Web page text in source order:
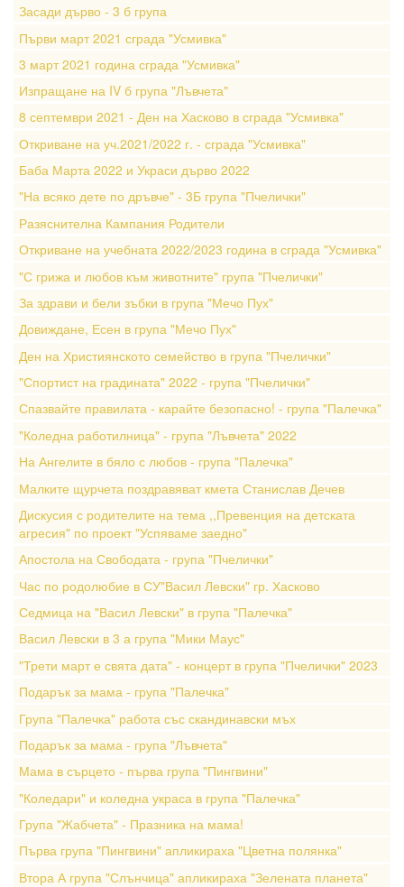
Засади дърво - 3 б група
Първи март 2021 сграда "Усмивка"
3 март 2021 година сграда "Усмивка"
Изпращане на IV б група "Лъвчета"
8 септември 2021 - Ден на Хасково в сграда "Усмивка"
Откриване на уч.2021/2022 г. - сграда "Усмивка"
Баба Марта 2022 и Украси дърво 2022
"На всяко дете по дръвче" - 3Б група "Пчелички"
Разяснителна Кампания Родители
Откриване на учебната 2022/2023 година в сграда "Усмивка"
"С грижа и любов към животните" група "Пчелички"
За здрави и бели зъбки в група "Мечо Пух"
Довиждане, Есен в група "Мечо Пух"
Ден на Християнското семейство в група "Пчелички"
"Спортист на градината" 2022 - група "Пчелички"
Спазвайте правилата - карайте безопасно! - група "Палечка"
"Коледна работилница" - група "Лъвчета" 2022
На Ангелите в бяло с любов - група "Палечка"
Малките щурчета поздравяват кмета Станислав Дечев
Дискусия с родителите на тема ,,Превенция на детската
агресия" по проект "Успяваме заедно"
Апостола на Свободата - група "Пчелички"
Час по родолюбие в СУ"Васил Левски" гр. Хасково
Седмица на "Васил Левски" в група "Палечка"
Васил Левски в 3 а група "Мики Маус"
"Трети март е свята дата" - концерт в група "Пчелички" 2023
Подарък за мама - група "Палечка"
Група "Палечка" работа със скандинавски мъх
Подарък за мама - група "Лъвчета"
Мама в сърцето - първа група "Пингвини"
"Коледари" и коледна украса в група "Палечка"
Група "Жабчета" - Празника на мама!
Първа група "Пингвини" апликираха "Цветна полянка"
Втора А група "Слънчица" апликираха "Зелената планета"